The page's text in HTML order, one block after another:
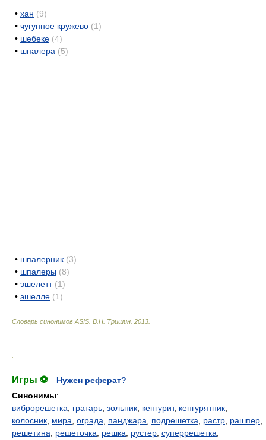
• хан (9)
• чугунное кружево (1)
• шебеке (4)
• шпалера (5)
• шпалерник (3)
• шпалеры (8)
• эшелетт (1)
• эшелле (1)
Словарь синонимов ASIS. В.Н. Тришин 2013
Игры ⚽
Нужен реферат?
Синонимы:
виброрешетка
гратарь зольник кенгурит, кенгурятник
колосник мира ограда панджара подрешетка растр рашпер
решетина
решеточка решка рустер суперрешетка